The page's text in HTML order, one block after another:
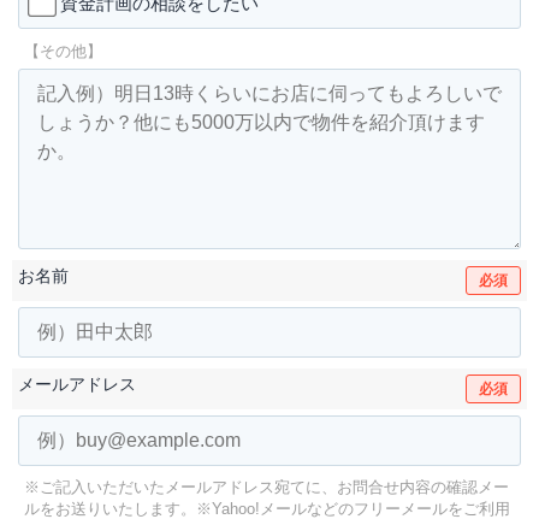
【その他】
お名前 必須
メールアドレス 必須
※ご記入いただいたメールアドレス宛てに、お問合せ内容の確認メー
ルをお送りいたします。
※Yahoo!メールなどのフリーメールをご利用